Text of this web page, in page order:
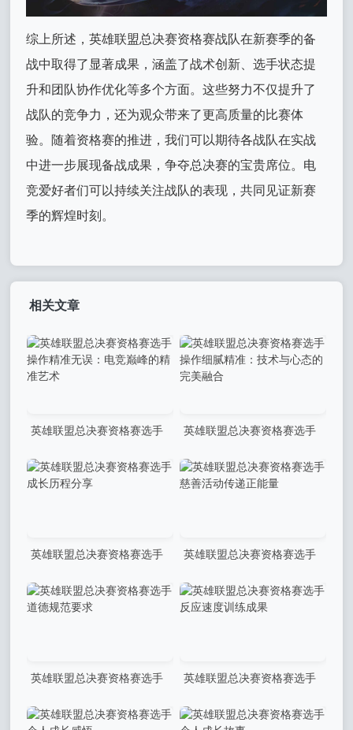
综上所述，英雄联盟总决赛资格赛战队在新赛季的备
战中取得了显著成果，涵盖了战术创新、选手状态提
升和团队协作优化等多个方面。这些努力不仅提升了
战队的竞争力，还为观众带来了更高质量的比赛体
验。随着资格赛的推进，我们可以期待各战队在实战
中进一步展现备战成果，争夺总决赛的宝贵席位。电
竞爱好者们可以持续关注战队的表现，共同见证新赛
季的辉煌时刻。
相关文章
英雄联盟总决赛资格赛选手
准艺术
英雄联盟总决赛资格赛选手
完美融合
英雄联盟总决赛资格赛选手
英雄联盟总决赛资格赛选手
英雄联盟总决赛资格赛选手
英雄联盟总决赛资格赛选手